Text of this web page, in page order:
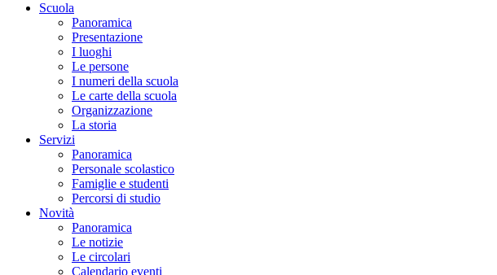
Scuola
Panoramica
Presentazione
I luoghi
Le persone
I numeri della scuola
Le carte della scuola
Organizzazione
La storia
Servizi
Panoramica
Personale scolastico
Famiglie e studenti
Percorsi di studio
Novità
Panoramica
Le notizie
Le circolari
Calendario eventi